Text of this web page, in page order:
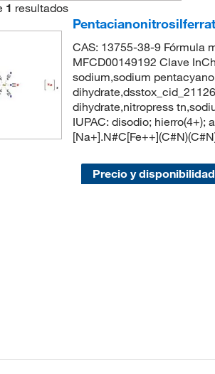
1 resultados
CAS: 13755-38-9 Fórmula
MFCD00149192 Clave
sodium,sodium
dihydrate,nitropress
IUPAC: disodio; hierro(4+);
Precio y